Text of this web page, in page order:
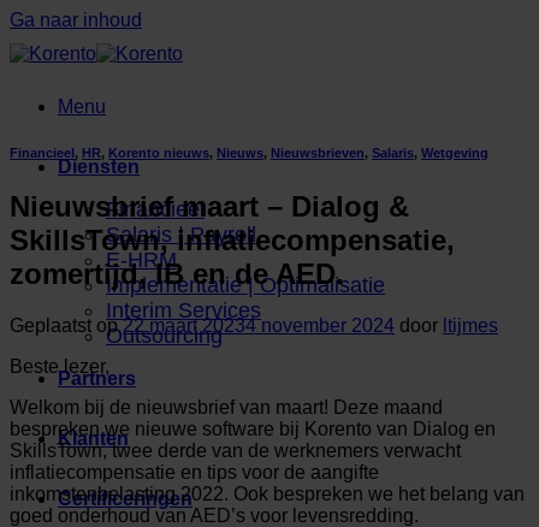
Ga naar inhoud
Menu
Diensten
Financieel
Salaris | Payroll
E-HRM
Implementatie | Optimalisatie
Interim Services
Outsourcing
Partners
Klanten
Certificeringen
Financieel, HR, Korento nieuws, Nieuws, Nieuwsbrieven, Salaris, Wetgeving
Nieuwsbrief maart – Dialog &
SkillsTown, inflatiecompensatie,
zomertijd, IB en de AED.
Geplaatst op22 maart 20234 november 2024 door ltijmes
Beste lezer,
Welkom bij de nieuwsbrief van maart! Deze maand
bespreken we nieuwe software bij Korento van Dialog en
SkillsTown, twee derde van de werknemers verwacht
inflatiecompensatie en tips voor de aangifte
inkomstenbelasting 2022. Ook bespreken we het belang van
goed onderhoud van AED’s voor levensredding.